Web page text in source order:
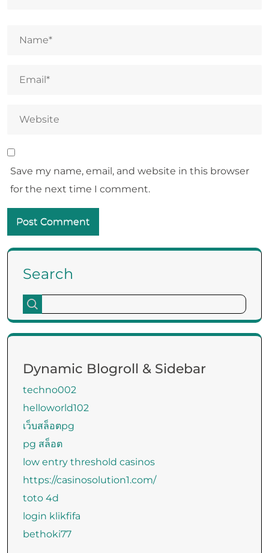
Save my name, email, and website in this browser
for the next time I comment.
Search
Dynamic Blogroll & Sidebar
techno002
helloworld102
เว็บสล็อตpg
pg สล็อต
low entry threshold casinos
https://casinosolution1.com/
toto 4d
login klikfifa
bethoki77